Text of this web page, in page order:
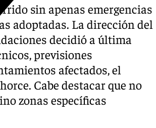
sin apenas emergencias
adoptadas. La dirección del
decidió a última
previsiones
afectados, el
Cabe destacar que no
zonas específicas